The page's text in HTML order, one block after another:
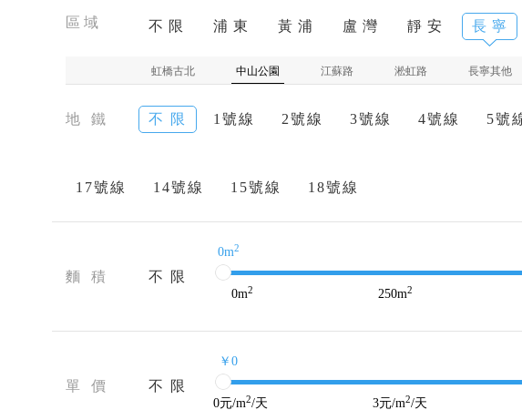
區域 不 限 浦 東 黃 浦 盧 灣 靜 安 長 寧
虹橋古北 中山公園 江蘇路 淞虹路 長寧其他
地 鐵 不 限 1號線 2號線 3號線 4號線 5號
17號線 14號線 15號線 18號線
麵 積 不 限
0m2
0m2 250m2
單 價 不 限
￥0
0元/m2/天 3元/m2/天